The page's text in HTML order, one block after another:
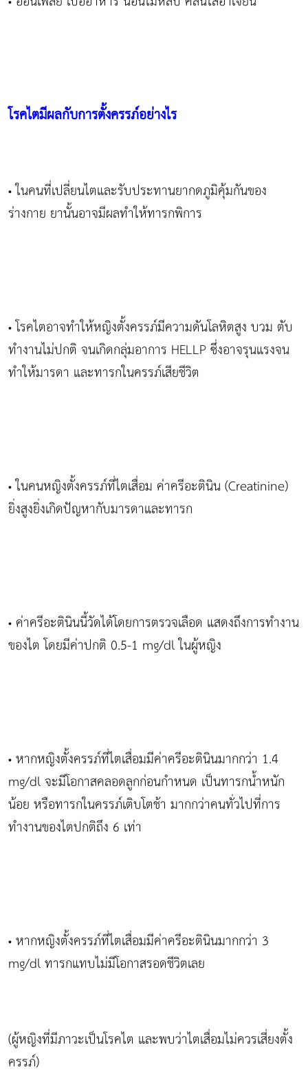
โรคไตมีผลกับการตั้งครรภ์อย่างไร
•ในคนที่เปลี่ยนไตและรับประทานยากดภูมิคุ้มกันของ
ร่างกาย ยานั้นอาจมีผลทำให้ทารกพิการ
•โรคไตอาจทำให้หญิงตั้งครรภ์มีความดันโลหิตสูง บวม ตับ
ทำงานไม่ปกติ จนเกิดกลุ่มอาการ HELLP ซึ่งอาจรุนแรงจน
ทำให้มารดา และทารกในครรภ์เสียชีวิต
•ในคนหญิงตั้งครรภ์ที่ไตเสื่อม ค่าครีอะตินิน (Creatinine)
ยิ่งสูงยิ่งเกิดปัญหากับมารดาและทารก
• ค่าครีอะตินินนี้วัดได้โดยการตรวจเลือด แสดงถึงการทำงาน
ของไต โดยมีค่าปกติ 0.5-1 mg/dl ในผู้หญิง
• หากหญิงตั้งครรภ์ที่ไตเสื่อมมีค่าครีอะตินินมากกว่า 1.4
mg/dl จะมีโอกาสคลอดลูกก่อนกำหนด เป็นทารกน้ำหนัก
น้อย หรือทารกในครรภ์เติบโตช้า มากกว่าคนทั่วไปที่การ
ทำงานของไตปกติถึง 6 เท่า
• หากหญิงตั้งครรภ์ที่ไตเสื่อมมีค่าครีอะตินินมากกว่า 3
mg/dl ทารกแทบไม่มีโอกาสรอดชีวิตเลย
(ผู้หญิงที่มีภาวะเป็นโรคไต และพบว่าไตเสื่อมไม่ควรเสี่ยงตั้ง
ครรภ์)